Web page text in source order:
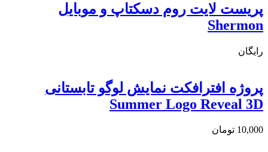
پریست لایت روم دسکتاپ و موبایل
Shermon
رایگان
پروژه افترافکت نمایش لوگو تابستانی
Summer Logo Reveal 3D
10,000 تومان